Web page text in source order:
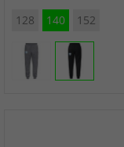
128 140 152